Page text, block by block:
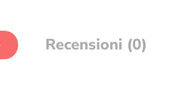
Recensioni (0)